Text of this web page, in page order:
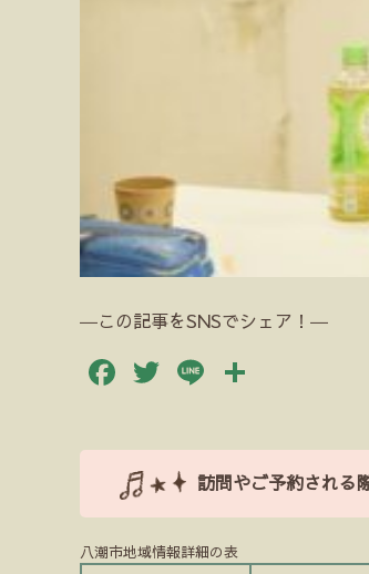
―この記事をSNSでシェア！―
Facebook
Twitter
Line
訪問やご予約される
八潮市地域情報詳細の表